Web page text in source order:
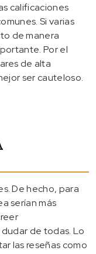
calificaciones
Si varias
de manera
Por el
de alta
ser cauteloso.
De hecho, para
serían más
de todas. Lo
las reseñas como